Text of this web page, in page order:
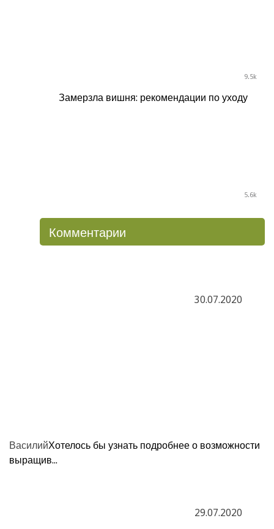
9.5k
Замерзла вишня: рекомендации по уходу
5.6k
Комментарии
30.07.2020
ВасилийХотелось бы узнать подробнее о возможности
выращив...
29.07.2020